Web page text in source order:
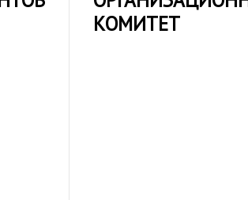
КОМИТЕТ